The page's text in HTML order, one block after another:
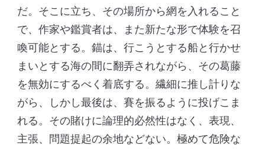
だ。そこに立ち、その場所から網を入れること
で、作家や鑑賞者は、また新たな形で体験を召
喚可能とする。錨は、行こうとする船と行かせ
まいとする海の間に翻弄されながら、その葛藤
を無効にするべく着底する。繊細に推し計りな
がら、しかし最後は、賽を振るように投げこま
れる。その賭けに論理的必然性はなく、表現、
主張、問題提起の余地などない。極めて危険な